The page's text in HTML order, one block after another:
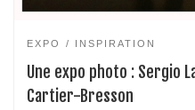
EXPO INSPIRATION
Une expo photo : Sergio
Cartier-Bresson